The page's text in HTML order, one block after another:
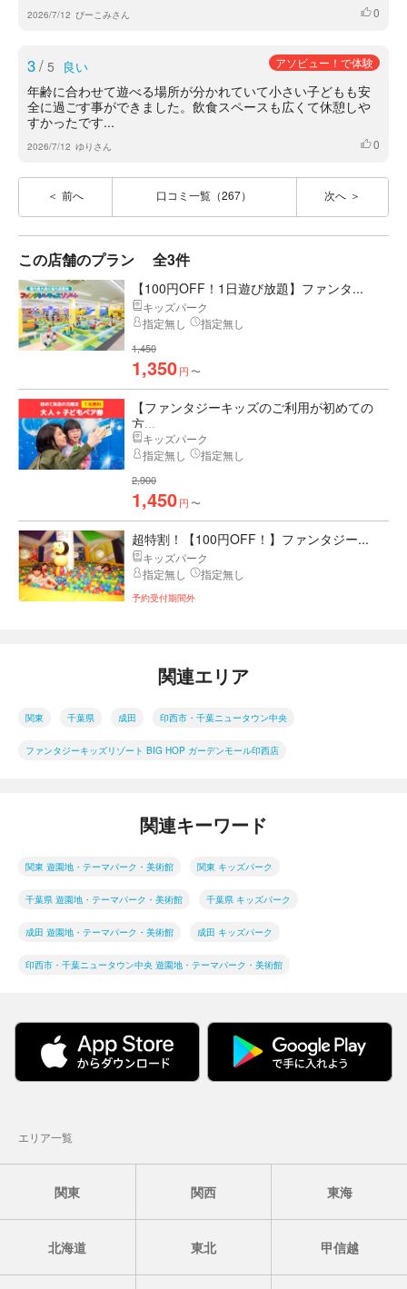
2026/7/12 ぴーこみさん いいね
0
3/ 5 良い アソビュー！で体験
年齢に合わせて遊べる場所が分かれていて小さい子どもも安
全に過ごす事ができました。飲食スペースも広くて休憩しや
すかったです...
2026/7/12 ゆりさん いいね
0
前へ 口コミ一覧（267） 次へ
この店舗のプラン 全3件
【100円OFF！1日遊び放題】ファンタ...
キッズパーク
指定無し
指定無し
1,450
1,350円 〜
【ファンタジーキッズのご利用が初めての
方...
キッズパーク
指定無し
指定無し
2,900
1,450円 〜
超特割！【100円OFF！】ファンタジー...
キッズパーク
指定無し
指定無し
予約受付期間外
関連エリア
関東 千葉県 成田 印西市・千葉ニュータウン中央
ファンタジーキッズリゾート BIG HOP ガーデンモール印西店
関連キーワード
関東 遊園地・テーマパーク・美術館 関東 キッズパーク
千葉県 遊園地・テーマパーク・美術館 千葉県 キッズパーク
成田 遊園地・テーマパーク・美術館 成田 キッズパーク
印西市・千葉ニュータウン中央 遊園地・テーマパーク・美術館
エリア一覧
関東 関西 東海
北海道 東北 甲信越